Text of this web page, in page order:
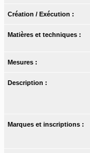
Création / Exécution :
Matières et techniques :
Mesures :
Description :
Marques et inscriptions :